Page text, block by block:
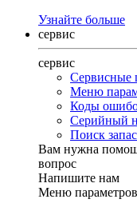
Узнайте больше
сервис
сервис
Сервисные
Меню
Коды
Серийный
Поиск
Вам нужна
вопрос
Напишите нам
Меню параметров